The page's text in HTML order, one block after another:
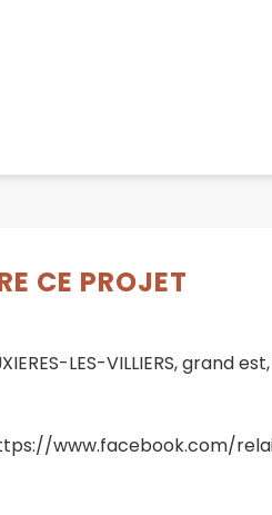
CE PROJET
LES-VILLIERS, grand
www.facebook.com/